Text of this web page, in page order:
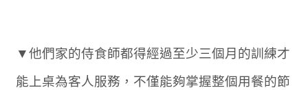
▼他們家的侍食師都得經過至少三個月的訓練才
能上桌為客人服務，不僅能夠掌握整個用餐的節